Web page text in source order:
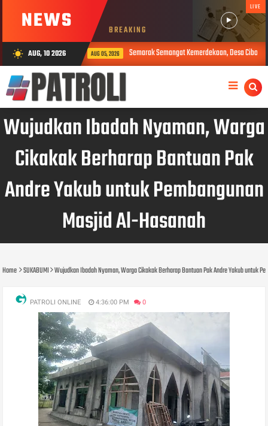
NEWS BREAKING
LIVE
wb_sunny AUG, 10 2026
AUG 05, 2026 Semarak Semangat Kemerdekaan, Desa Cibodas Gelar 11 Rangkaian Acara
Wujudkan Ibadah Nyaman, Warga
Cikakak Berharap Bantuan Pak
Andre Yakub untuk Pembangunan
Masjid Al-Hasanah
Home SUKABUMI Wujudkan Ibadah Nyaman, Warga Cikakak Berharap Bantuan Pak Andre Yakub untuk
PATROLI ONLINE 4:36:00 PM 0